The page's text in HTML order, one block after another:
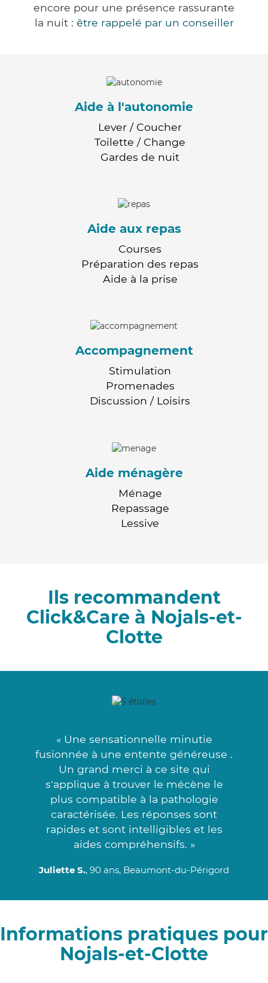
encore pour une présence rassurante
la nuit : être rappelé par un conseiller
Aide à l'autonomie
Lever / Coucher
Toilette / Change
Gardes de nuit
Aide aux repas
Courses
Préparation des repas
Aide à la prise
Accompagnement
Stimulation
Promenades
Discussion / Loisirs
Aide ménagère
Ménage
Repassage
Lessive
Ils recommandent
Click&Care à Nojals-et-
Clotte
« Une sensationnelle minutie
fusionnée à une entente généreuse .
Un grand merci à ce site qui
s'applique à trouver le mécène le
plus compatible à la pathologie
caractérisée. Les réponses sont
rapides et sont intelligibles et les
aides compréhensifs. »
Juliette S., 90 ans, Beaumont-du-Périgord
Informations pratiques pour
Nojals-et-Clotte